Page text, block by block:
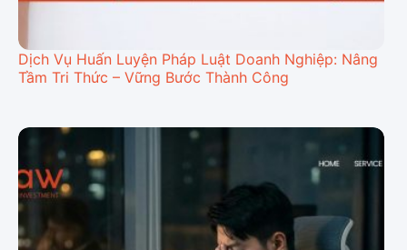
Dịch Vụ Huấn Luyện Pháp Luật Doanh Nghiệp: Nâng
Tầm Tri Thức – Vững Bước Thành Công